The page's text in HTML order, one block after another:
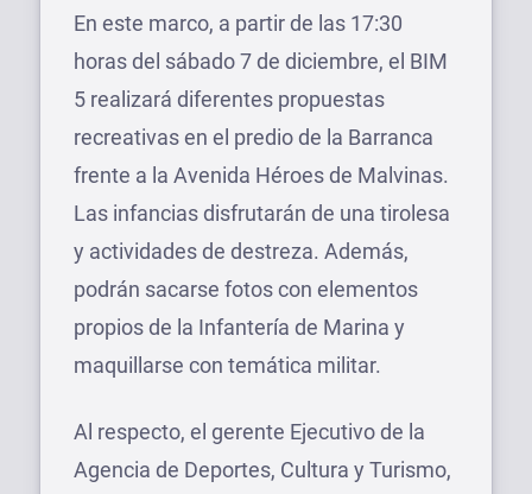
En este marco, a partir de las 17:30
horas del sábado 7 de diciembre, el BIM
5 realizará diferentes propuestas
recreativas en el predio de la Barranca
frente a la Avenida Héroes de Malvinas.
Las infancias disfrutarán de una tirolesa
y actividades de destreza. Además,
podrán sacarse fotos con elementos
propios de la Infantería de Marina y
maquillarse con temática militar.
Al respecto, el gerente Ejecutivo de la
Agencia de Deportes, Cultura y Turismo,